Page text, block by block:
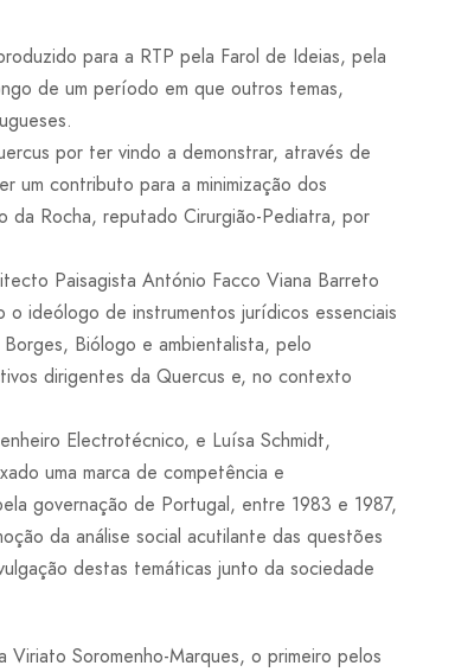
para a RTP pela Farol de Ideias, pela
de um período em que outros temas,
por ter vindo a demonstrar, através de
um contributo para a minimização dos
da Rocha, reputado Cirurgião-Pediatra, por
Paisagista António Facco Viana Barreto
ideólogo de instrumentos jurídicos essenciais
Biólogo e ambientalista, pelo
dirigentes da Quercus e, no contexto
Electrotécnico, e Luísa Schmidt,
uma marca de competência e
governação de Portugal, entre 1983 e 1987,
da análise social acutilante das questões
destas temáticas junto da sociedade
Soromenho-Marques, o primeiro pelos